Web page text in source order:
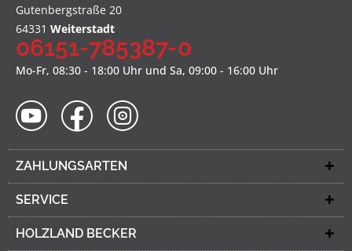
Gutenbergstraße 20
64331 Weiterstadt
06151-785387-0
Mo-Fr, 08:30 - 18:00 Uhr und Sa, 09:00 - 16:00 Uhr
ZAHLUNGSARTEN
SERVICE
HOLZLAND BECKER